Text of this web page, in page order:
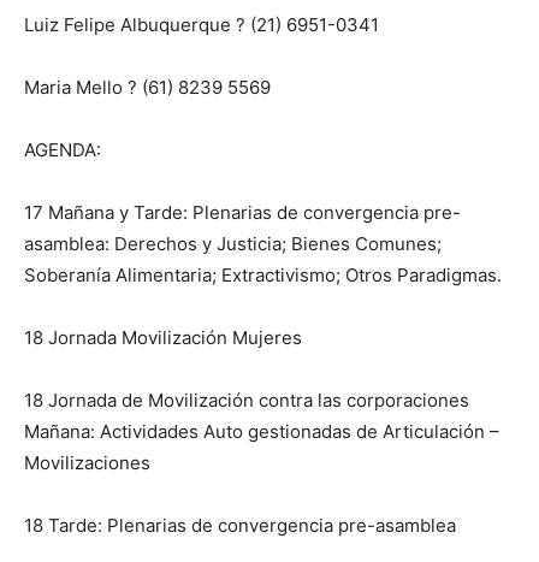
Luiz Felipe Albuquerque ? (21) 6951-0341
Maria Mello ? (61) 8239 5569
AGENDA:
17 Mañana y Tarde: Plenarias de convergencia pre-
asamblea: Derechos y Justicia; Bienes Comunes;
Soberanía Alimentaria; Extractivismo; Otros Paradigmas.
18 Jornada Movilización Mujeres
18 Jornada de Movilización contra las corporaciones
Mañana: Actividades Auto gestionadas de Articulación –
Movilizaciones
18 Tarde: Plenarias de convergencia pre-asamblea